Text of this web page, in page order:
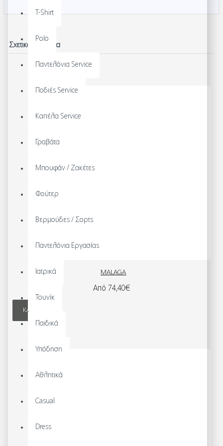
T-Shirt
Polo
Παντελόνια Service
Ποδιές Service
Καπέλα Service
Γραβάτα
Μπουφάν / Ζακέτες
Φούτερ
Βερμούδες / Σορτς
Παντελόνια Εργασίας
Ιατρικά
Τουνίκ
Παιδικά
Υπόδηση
Αθλητικά
Casual
Dress
Σχετικά Προϊόντα
MALAGA
Από 74,40€
ΚΑΛΆΘΙ